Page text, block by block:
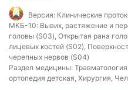
Версия: Клинические
МКБ-10: Вывих, растяжение и
головы (S03), Открытая рана
лицевых костей (S02),
черепных нервов (S04)
Раздел медицины:
ортопедия детская, Хирургия,